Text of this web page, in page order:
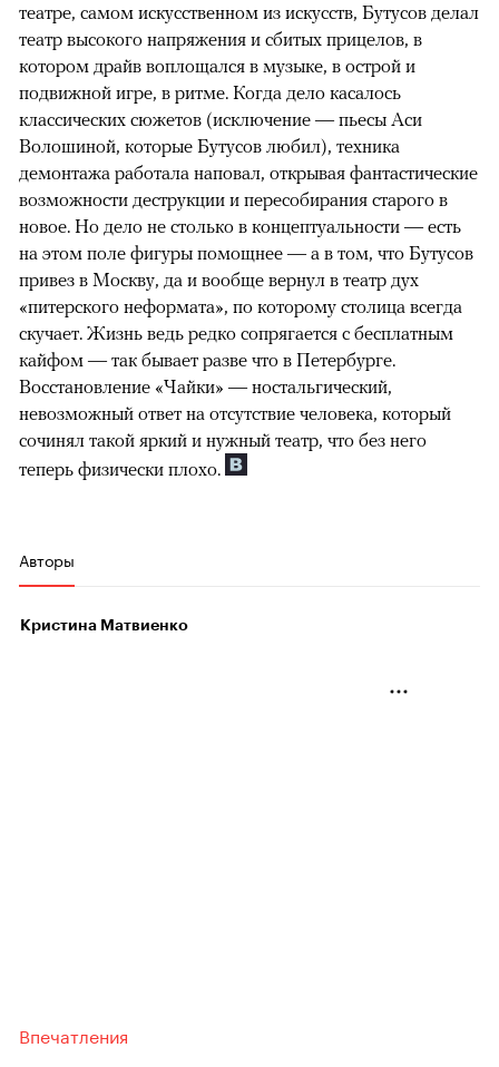
театре, самом искусственном из искусств, Бутусов делал
театр высокого напряжения и сбитых прицелов, в
котором драйв воплощался в музыке, в острой и
подвижной игре, в ритме. Когда дело касалось
классических сюжетов (исключение — пьесы Аси
Волошиной, которые Бутусов любил), техника
демонтажа работала наповал, открывая фантастические
возможности деструкции и пересобирания старого в
новое. Но дело не столько в концептуальности — есть
на этом поле фигуры помощнее — а в том, что Бутусов
привез в Москву, да и вообще вернул в театр дух
«питерского неформата», по которому столица всегда
скучает. Жизнь ведь редко сопрягается с бесплатным
кайфом — так бывает разве что в Петербурге.
Восстановление «Чайки» — ностальгический,
невозможный ответ на отсутствие человека, который
сочинял такой яркий и нужный театр, что без него
теперь физически плохо.
Авторы
Кристина Матвиенко
Впечатления